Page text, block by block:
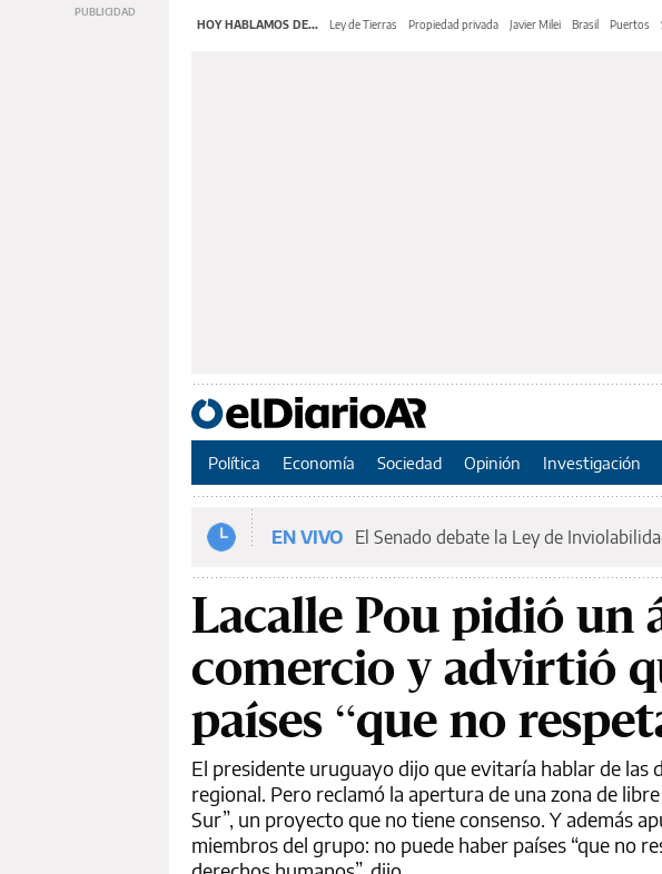
HOY HABLAMOS DE... Ley de Tierras Propiedad privada Javier Milei Brasil Puertos
Política Economía Sociedad Opinión Investigación
EN VIVO El Senado debate la Ley de
Lacalle Pou pidió un
comercio y advirtió
países “que no
El presidente uruguayo dijo que evitaría hablar de las
regional. Pero reclamó la apertura de una zona de
Sur”, un proyecto que no tiene consenso. Y además
miembros del grupo: no puede haber países “que no